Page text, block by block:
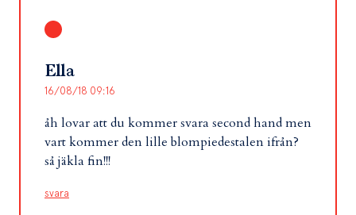
Ella
16/08/18 09:16
åh lovar att du kommer svara second hand men
vart kommer den lille blompiedestalen ifrån?
så jäkla fin!!!
svara